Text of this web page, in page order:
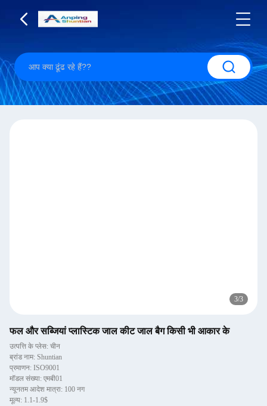
3/3
फल और सब्जियां प्लास्टिक जाल कीट जाल बैग किसी भी आकार के
उत्पत्ति के प्लेस: चीन
ब्रांड नाम: Shuntian
प्रमाणन: ISO9001
मॉडल संख्या: एमबी01
न्यूनतम आदेश मात्रा: 100 नग
मूल्य: 1.1-1.9$